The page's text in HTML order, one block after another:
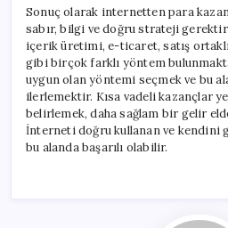
Sonuç olarak internetten para
sabır, bilgi ve doğru strateji
içerik üretimi, e-ticaret, satış
gibi birçok farklı yöntem
uygun olan yöntemi seçmek ve bu
ilerlemektir. Kısa vadeli kazançlar
belirlemek, daha sağlam bir gelir
İnterneti doğru kullanan ve kendini
bu alanda başarılı olabilir.